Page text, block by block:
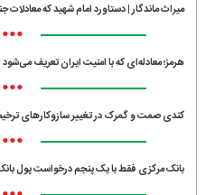
میراث ماندگار | دستاورد امام شهید که معادلات
•••
هرمز؛ معادله‌ای که با امنیت ایران تعریف می‌شود
•••
کندی صمت و گمرک در تغییر سازوکارهای
•••
بانک مرکزی فقط با یک‌ پنجم درخواست پول